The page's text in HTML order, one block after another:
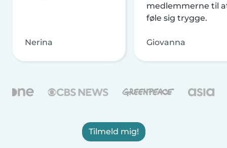
Nerina
medlemmerne til
føle sig trygge.
Giovanna
Tilmeld mig!